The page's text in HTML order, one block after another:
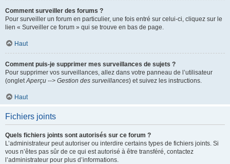
Comment surveiller des forums ?
Pour surveiller un forum en particulier, une fois entré sur celui-ci, cliquez sur le
lien « Surveiller ce forum » qui se trouve en bas de page.
Haut
Comment puis-je supprimer mes surveillances de sujets ?
Pour supprimer vos surveillances, allez dans votre panneau de l’utilisateur
(ongletAperçu --> Gestion des surveillances) et suivez les instructions.
Haut
Fichiers joints
Quels fichiers joints sont autorisés sur ce forum ?
L’administrateur peut autoriser ou interdire certains types de fichiers joints. Si
vous n’êtes pas sûr de ce qui est autorisé à être transféré, contactez
l’administrateur pour plus d’informations.